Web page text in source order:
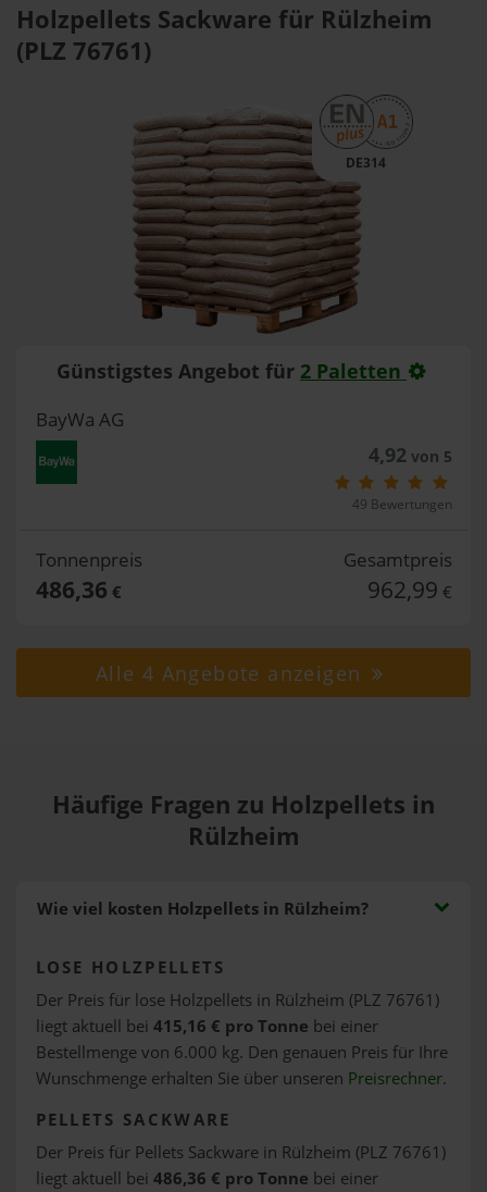
Holzpellets Sackware für Rülzheim
(PLZ 76761)
DE314
Günstigstes Angebot für 2 Paletten
BayWa AG
4,92von 5
49 Bewertungen
Tonnenpreis
486,36 €
Gesamtpreis
962,99 €
Alle 4 Angebote anzeigen
Häufige Fragen zu Holzpellets in
Rülzheim
Wie viel kosten Holzpellets in Rülzheim?
LOSE HOLZPELLETS
Der Preis für lose Holzpellets in Rülzheim (PLZ 76761)
liegt aktuell bei 415,16 € pro Tonne bei einer
Bestellmenge von 6.000 kg. Den genauen Preis für Ihre
Wunschmenge erhalten Sie über unseren Preisrechner.
PELLETS SACKWARE
Der Preis für Pellets Sackware in Rülzheim (PLZ 76761)
liegt aktuell bei 486,36 € pro Tonne bei einer